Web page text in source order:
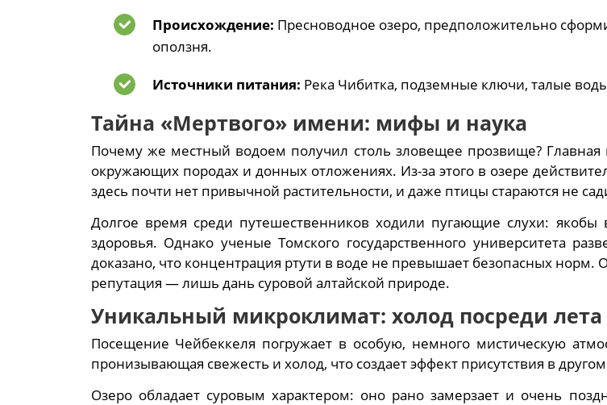
Происхождение: Пресноводное озеро, предположительно
оползня.
Источники питания: Река Чибитка, подземные ключи, талые
Тайна «Мертвого» имени: мифы и наука
Почему же местный водоем получил столь зловещее прозвище?
окружающих породах и донных отложениях. Из-за этого в озере
здесь почти нет привычной растительности, и даже птицы стараются не
Долгое время среди путешественников ходили пугающие слухи:
здоровья. Однако ученые Томского государственного университета
доказано, что концентрация ртути в воде не превышает безопасных норм.
репутация — лишь дань суровой алтайской природе.
Уникальный микроклимат: холод посреди лета
Посещение Чейбеккеля погружает в особую, немного мистическую
пронизывающая свежесть и холод, что создает эффект присутствия в
Озеро обладает суровым характером: оно рано замерзает и очень